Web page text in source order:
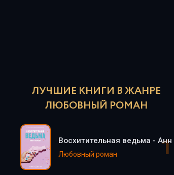
ЛУЧШИЕ КНИГИ В ЖАНРЕ
ЛЮБОВНЫЙ РОМАН
Восхитительная ведьма -
Любовный роман